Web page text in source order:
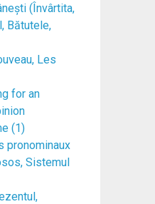
(Învârtita,
Bătutele,
Les
for an
(1)
pronominaux
Sistemul